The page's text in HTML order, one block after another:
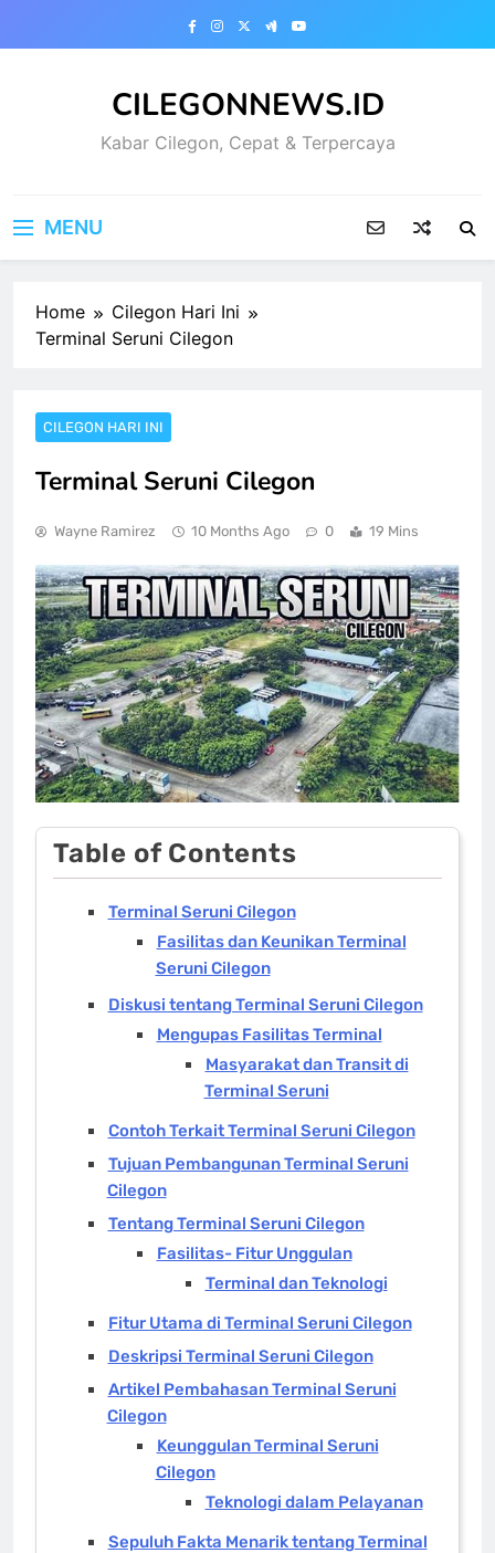
CILEGONNEWS.ID
Kabar Cilegon, Cepat & Terpercaya
MENU
Home
Cilegon Hari Ini
Terminal Seruni Cilegon
CILEGON HARI INI
Terminal Seruni Cilegon
Wayne Ramirez 10 Months Ago 0 19 Mins
Table of Contents
Terminal Seruni Cilegon
Fasilitas dan Keunikan Terminal
Seruni Cilegon
Diskusi tentang Terminal Seruni Cilegon
Mengupas Fasilitas Terminal
Masyarakat dan Transit di
Terminal Seruni
Contoh Terkait Terminal Seruni Cilegon
Tujuan Pembangunan Terminal Seruni
Cilegon
Tentang Terminal Seruni Cilegon
Fasilitas- Fitur Unggulan
Terminal dan Teknologi
Fitur Utama di Terminal Seruni Cilegon
Deskripsi Terminal Seruni Cilegon
Artikel Pembahasan Terminal Seruni
Cilegon
Keunggulan Terminal Seruni
Cilegon
Teknologi dalam Pelayanan
Sepuluh Fakta Menarik tentang Terminal